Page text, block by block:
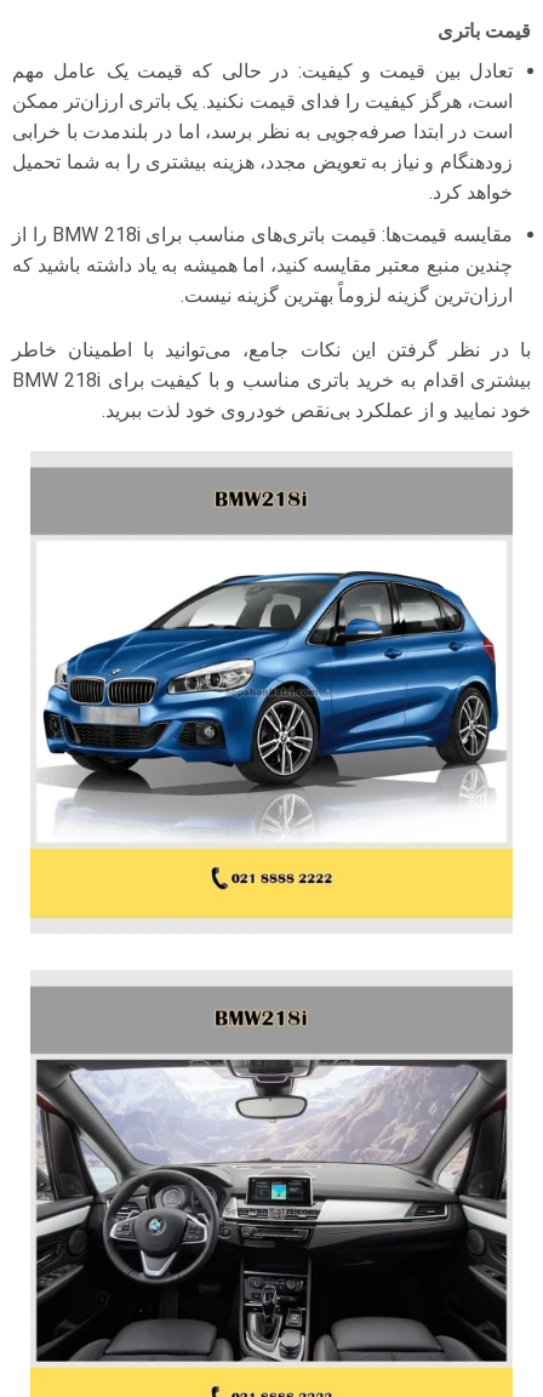
قیمت باتری
تعادل بین قیمت و کیفیت: در حالی که قیمت یک عامل مهم
است، هرگز کیفیت را فدای قیمت نکنید. یک باتری ارزان‌تر ممکن
است در ابتدا صرفه‌جویی به نظر برسد، اما در بلندمدت با خرابی
زودهنگام و نیاز به تعویض مجدد، هزینه بیشتری را به شما تحمیل
خواهد کرد.
مقایسه قیمت‌ها: قیمت باتری‌های مناسب برای BMW 218i را از
چندین منبع معتبر مقایسه کنید، اما همیشه به یاد داشته باشید که
ارزان‌ترین گزینه لزوماً بهترین گزینه نیست.
با در نظر گرفتن این نکات جامع، می‌توانید با اطمینان خاطر
بیشتری اقدام به خرید باتری مناسب و با کیفیت برای BMW 218i
خود نمایید و از عملکرد بی‌نقص خودروی خود لذت ببرید.